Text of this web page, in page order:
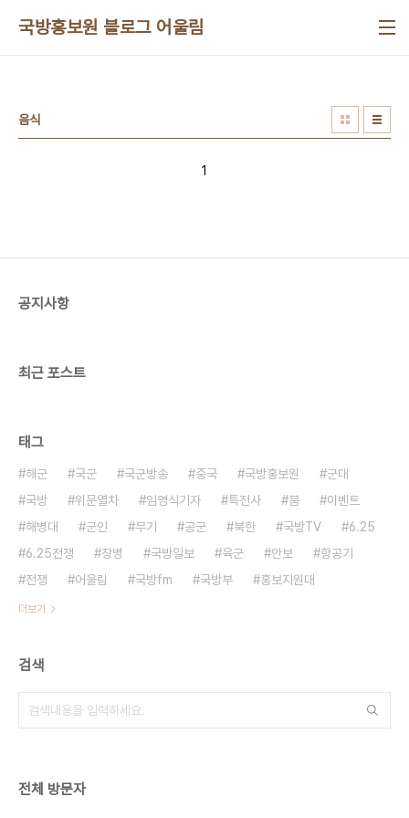
국방홍보원 블로그 어울림
음식
1
공지사항
최근 포스트
태그
해군 국군 국군방송 중국 국방홍보원
군대
국방
위문열차 임영식기자 특전사 붐
이벤트
해병대
군인 무기 공군 북한 국방TV
6.25
6.25전쟁
장병 국방일보 육군 안보
항공기
전쟁
어울림 국방fm 국방부 홍보지원대
더보기
검색
전체 방문자